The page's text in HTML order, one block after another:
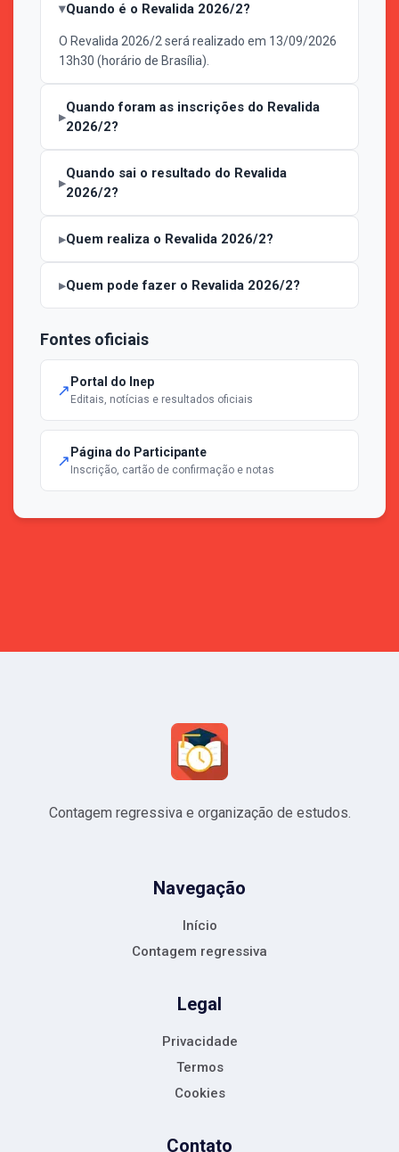
Quando é o Revalida 2026/2?
O Revalida 2026/2 será realizado em 13/09/2026
13h30 (horário de Brasília).
Quando foram as inscrições do Revalida
2026/2?
Quando sai o resultado do Revalida
2026/2?
Quem realiza o Revalida 2026/2?
Quem pode fazer o Revalida 2026/2?
Fontes oficiais
↗ Portal do Inep
Editais, notícias e resultados oficiais
↗ Página do Participante
Inscrição, cartão de confirmação e notas
Contagem regressiva e organização de estudos.
Navegação
Início
Contagem regressiva
Legal
Privacidade
Termos
Cookies
Contato